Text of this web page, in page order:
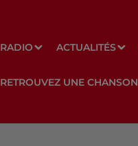
RADIO ACTUALITÉS
RETROUVEZ UNE CHANSON